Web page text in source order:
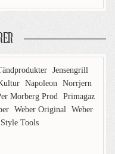
Jensengrill
Napoleon Norrjern
Morberg Prod
Primagaz
Weber Original Weber
Tools